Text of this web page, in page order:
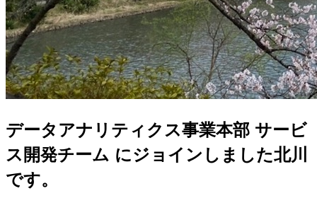
データアナリティクス事業本部 サービ
ス開発チーム にジョインしました北川
です。